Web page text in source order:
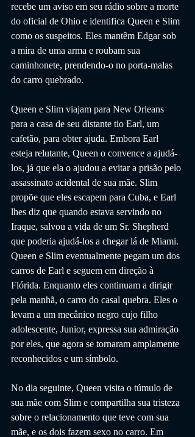
recebe um aviso em seu rádio sobre a morte
do oficial de Ohio e identifica Queen e Slim
como os suspeitos. Eles mantêm Edgar sob
a mira de uma arma e roubam sua
caminhonete, prendendo-o no porta-malas
do carro quebrado.
Queen e Slim viajam para New Orleans
para a casa de seu distante tio Earl, um
cafetão, para obter ajuda. Embora Earl
esteja relutante, Queen o convence a ajudá-
los, já que ela o ajudou a evitar a prisão pelo
assassinato acidental de sua mãe. Slim
propõe que eles escapem para Cuba, e Earl
lhes diz que quando estava servindo no
Iraque, salvou a vida de um Sr. Shepherd
que poderia ajudá-los a chegar lá de Miami.
Queen e Slim eventualmente pegam um dos
carros de Earl e seguem em direção à
Flórida. Enquanto eles continuam a dirigir
pela manhã, o carro do casal quebra. Eles o
levam a um mecânico negro cujo filho
adolescente, Junior, expressa sua admiração
por eles, que agora se tornaram amplamente
reconhecidos e um símbolo.
No dia seguinte, Queen visita o túmulo de
sua mãe com Slim e compartilha sua tristeza
sobre o relacionamento que teve com sua
mãe, e os dois fazem sexo no carro. Em